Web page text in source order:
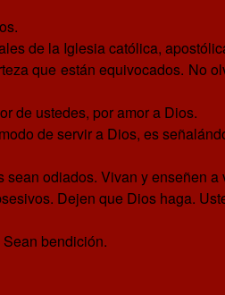
de la Iglesia católica,
que están equivocados. No
de ustedes, por amor a Dios.
de servir a Dios, es
odiados. Vivan y enseñen
Dejen que Dios haga.
bendición.